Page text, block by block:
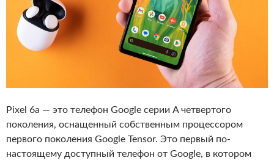
Pixel 6a — это телефон Google серии A четвертого
поколения, оснащенный собственным процессором
первого поколения Google Tensor. Это первый по-
настоящему доступный телефон от Google, в котором